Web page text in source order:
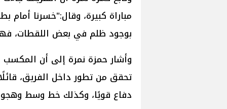
مباراة كبيرة، وقال:"خسرنا
بوجود ظلم في بعض اللقطات،
وأشار حمزة نمرة إلى أن المكسب
تحقق من تطور داخل الفريق،
دفاع قويًا، وكذلك خط وسط